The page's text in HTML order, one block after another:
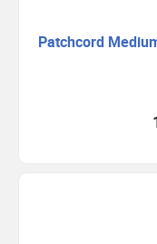
Patchcord